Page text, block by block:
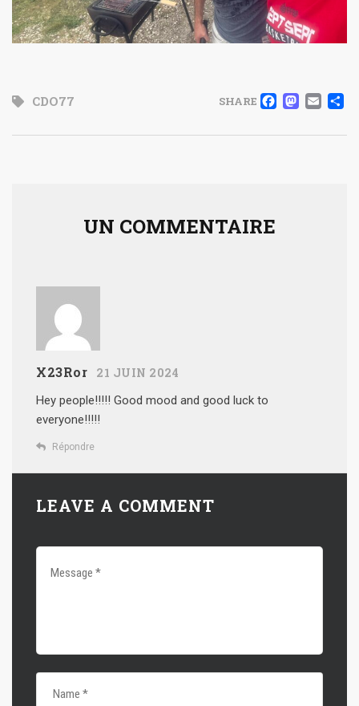
CDO77 SHARE
UN COMMENTAIRE
X23Ror 21 JUIN 2024
Hey people!!!!! Good mood and good luck to
everyone!!!!!
Répondre
LEAVE A COMMENT